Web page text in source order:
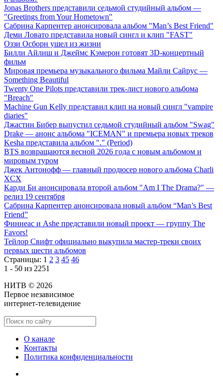
Jonas Brothers представили седьмой студийный альбом —
"Greetings from Your Hometown"
Сабрина Карпентер анонсировала альбом "Man’s Best Friend"
Деми Ловато представила новый сингл и клип "FAST"
Оззи Осборн ушел из жизни
Билли Айлиш и Джеймс Кэмерон готовят 3D-концертный
фильм
Мировая премьера музыкального фильма Майли Сайрус —
Something Beautiful
Twenty One Pilots представили трек-лист нового альбома
"Breach"
Machine Gun Kelly представил клип на новый сингл "vampire
diaries"
Джастин Бибер выпустил седьмой студийный альбом "Swag"
Drake — анонс альбома "ICEMAN" и премьера новых треков
Kesha представила альбом "." (Period)
BTS возвращаются весной 2026 года с новым альбомом и
мировым туром
Джек Антонофф — главный продюсер нового альбома Charli
XCX
Карди Би анонсировала второй альбом "Am I The Drama?" —
релиз 19 сентября
Сабрина Карпентер анонсировала новый альбом “Man’s Best
Friend”
Финнеас и Ashe представили новый проект — группу The
Favors!
Тейлор Свифт официально выкупила мастер-треки своих
первых шести альбомов
Страницы: 1 2 3 45 46
1 - 50 из 2251
НИТВ © 2026
Первое независимое
интернет-телевидение
О канале
Контакты
Политика конфиденциальности